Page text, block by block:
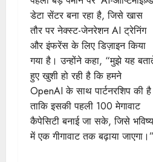
डेटा सेंटर बना रहा है, जिसे खास
तौर पर नेक्स्ट-जेनरेशन AI ट्रेनिंग
और इंफरेंस के लिए डिज़ाइन किया
गया है। उन्होंने कहा, “मुझे यह
हुए खुशी हो रही है कि हमने
OpenAI के साथ पार्टनरशिप की है
ताकि इसकी पहली 100 मेगावाट
कैपेसिटी बनाई जा सके, जिसे भविष्य
में एक गीगावाट तक बढ़ाया जाएगा।”